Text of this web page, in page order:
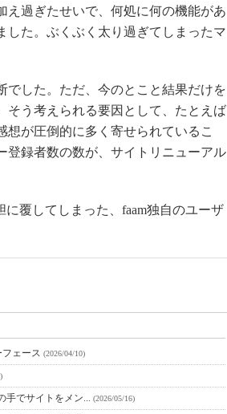
え過ぎたせいで、何処に何の機能があ
した。ぶくぶく太り過ぎてしまったマ
でした。ただ、今のとこと結果だけを
そう考えられる要因として、たとえば
が圧倒的に多く寄せられているこ
登録者数の数が、サイトリニューアル
覆してしまった、faam独自のユーザ
フェース (2026/04/10)
手でサイトをメン... (2026/05/16)